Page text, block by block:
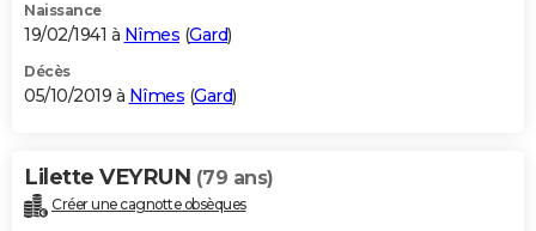
Naissance
19/02/1941 à Nîmes (Gard)
Décès
05/10/2019 à Nîmes (Gard)
Lilette VEYRUN (79 ans)
Créer une cagnotte obsèques